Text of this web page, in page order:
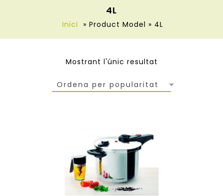
4L
Inici » Product Model » 4L
Mostrant l'únic resultat
Ordena per popularitat